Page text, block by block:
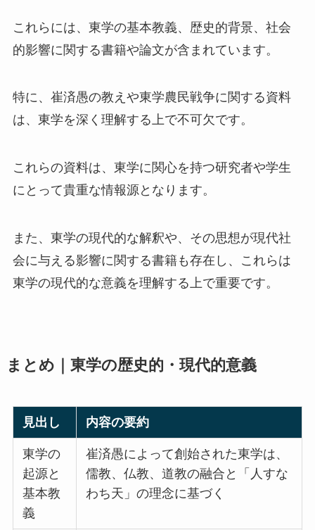
これらには、東学の基本教義、歴史的背景、社会
的影響に関する書籍や論文が含まれています。
特に、崔済愚の教えや東学農民戦争に関する資料
は、東学を深く理解する上で不可欠です。
これらの資料は、東学に関心を持つ研究者や学生
にとって貴重な情報源となります。
また、東学の現代的な解釈や、その思想が現代社
会に与える影響に関する書籍も存在し、これらは
東学の現代的な意義を理解する上で重要です。
まとめ｜東学の歴史的・現代的意義
見出し 内容の要約
東学の
起源と
基本教
義
崔済愚によって創始された東学は、
儒教、仏教、道教の融合と「人すな
わち天」の理念に基づく